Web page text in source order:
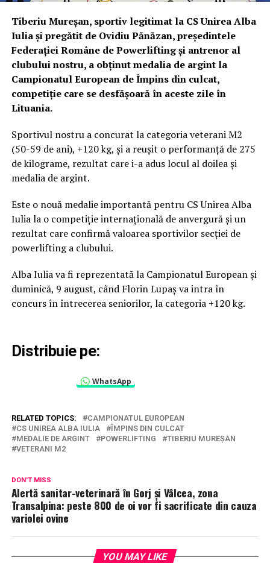
Tiberiu Mureșan, sportiv legitimat la CS Unirea Alba
Iulia și pregătit de Ovidiu Pănăzan, președintele
Federației Române de Powerlifting și antrenor al
clubului nostru, a obținut medalia de argint la
Campionatul European de Împins din culcat,
competiție care se desfășoară în aceste zile în
Lituania.
Sportivul nostru a concurat la categoria veterani M2
(50-59 de ani), +120 kg, și a reușit o performanță de 275
de kilograme, rezultat care i-a adus locul al doilea și
medalia de argint.
Este o nouă medalie importantă pentru CS Unirea Alba
Iulia la o competiție internațională de anvergură și un
rezultat care confirmă valoarea sportivilor secției de
powerlifting a clubului.
Alba Iulia va fi reprezentată la Campionatul European și
duminică, 9 august, când Florin Lupaș va intra în
concurs în întrecerea seniorilor, la categoria +120 kg.
Distribuie pe:
WhatsApp
RELATED TOPICS:
CAMPIONATUL EUROPEAN
CS UNIREA ALBA IULIA
ÎMPINS DIN CULCAT
MEDALIE DE ARGINT
POWERLIFTING
TIBERIU MUREȘAN
VETERANI M2
DON'T MISS
Alertă sanitar-veterinară în Gorj și Vâlcea, zona
Transalpina: peste 800 de oi vor fi sacrificate din cauza
variolei ovine
YOU MAY LIKE